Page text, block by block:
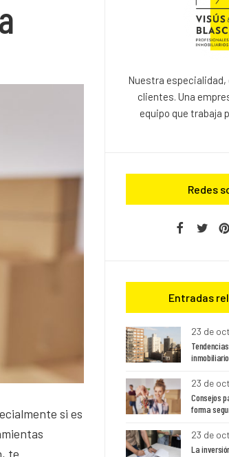
si es
te
Nuestra
clientes. Una
equipo que trabaja
Redes
Entradas
23 de
23 de
Consejos
forma
23 de
La